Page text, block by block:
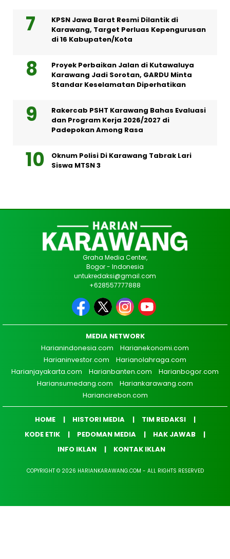
KPSN Jawa Barat Resmi Dilantik di
Karawang, Target Perluas Kepengurusan
di 16 Kabupaten/Kota
Proyek Perbaikan Jalan di Kutawaluya
Karawang Jadi Sorotan, GARDU Minta
Standar Keselamatan Diperhatikan
Rakercab PSHT Karawang Bahas Evaluasi
dan Program Kerja 2026/2027 di
Padepokan Among Rasa
Oknum Polisi Di Karawang Tabrak Lari
Siswa MTSN 3
Graha Media Center,
Bogor - Indonesia
untukredaksi@gmail.com
+628557777888
MEDIA NETWORK
Harianindonesia.com
Harianekonomi.com
Harianinvestor.com
Harianolahraga.com
Harianjayakarta.com
Harianbanten.com
Harianbogor.com
Hariansumedang.com
Hariankarawang.com
Hariancirebon.com
HOME HISTORI MEDIA
TIM REDAKSI
KODE ETIK
PEDOMAN MEDIA
HAK JAWAB
INFO IKLAN
KONTAK IKLAN
COPYRIGHT © 2026 HARIANKARAWANG.COM - ALL RIGHTS RESERVED